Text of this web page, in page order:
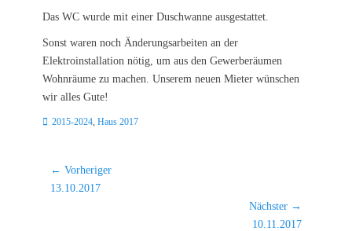
Das WC wurde mit einer Duschwanne ausgestattet.
Sonst waren noch Änderungsarbeiten an der
Elektroinstallation nötig, um aus den Gewerberäumen
Wohnräume zu machen. Unserem neuen Mieter wünschen
wir alles Gute!
Kategorien
2015-2024 Haus 2017
Beitragsnavigation
← Vorheriger
Vorheriger
13.10.2017
Nächster →
10.11.2017